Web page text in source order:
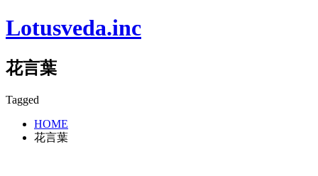
Lotusveda.inc
花言葉
Tagged
HOME
花言葉